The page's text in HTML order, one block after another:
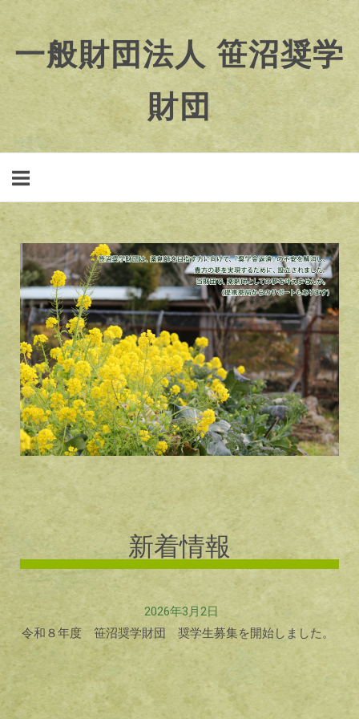
一般財団法人 笹沼奨学
財団
新着情報
2026年3月2日
令和８年度 笹沼奨学財団 奨学生募集を開始しました。